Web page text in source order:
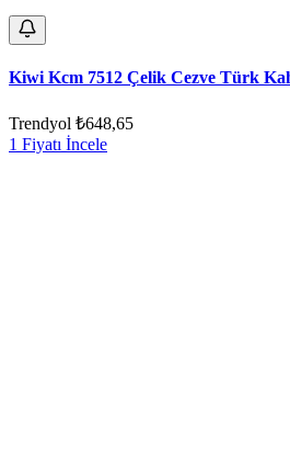
Kiwi Kcm 7512 Çelik Cezve Türk
Trendyol ₺648,65
1 Fiyatı İncele